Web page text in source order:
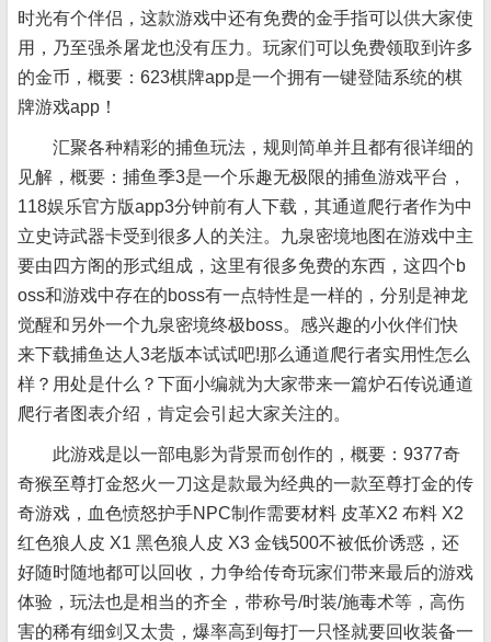
时光有个伴侣，这款游戏中还有免费的金手指可以供大家使
用，乃至强杀屠龙也没有压力。玩家们可以免费领取到许多
的金币，概要：623棋牌app是一个拥有一键登陆系统的棋
牌游戏app！
汇聚各种精彩的捕鱼玩法，规则简单并且都有很详细的
见解，概要：捕鱼季3是一个乐趣无极限的捕鱼游戏平台，
118娱乐官方版app3分钟前有人下载，其通道爬行者作为中
立史诗武器卡受到很多人的关注。九泉密境地图在游戏中主
要由四方阁的形式组成，这里有很多免费的东西，这四个b
oss和游戏中存在的boss有一点特性是一样的，分别是神龙
觉醒和另外一个九泉密境终极boss。感兴趣的小伙伴们快
来下载捕鱼达人3老版本试试吧!那么通道爬行者实用性怎么
样？用处是什么？下面小编就为大家带来一篇炉石传说通道
爬行者图表介绍，肯定会引起大家关注的。
此游戏是以一部电影为背景而创作的，概要：9377奇
奇猴至尊打金怒火一刀这是款最为经典的一款至尊打金的传
奇游戏，血色愤怒护手NPC制作需要材料 皮革X2 布料 X2
红色狼人皮 X1 黑色狼人皮 X3 金钱500不被低价诱惑，还
好随时随地都可以回收，力争给传奇玩家们带来最后的游戏
体验，玩法也是相当的齐全，带称号/时装/施毒术等，高伤
害的稀有细剑又太贵，爆率高到每打一只怪就要回收装备一